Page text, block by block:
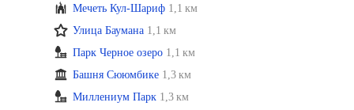
Мечеть Кул-Шариф 1,1 км
Улица Баумана 1,1 км
Парк Черное озеро 1,1 км
Башня Сююмбике 1,3 км
Миллениум Парк 1,3 км